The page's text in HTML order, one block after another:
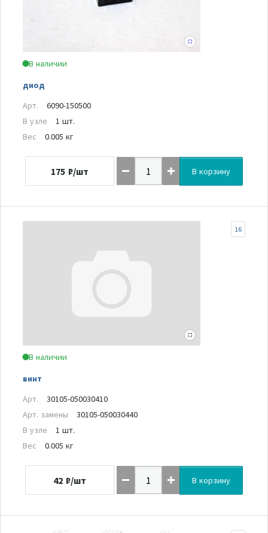
В наличии
диод
Арт.
6090-150500
В узле
1 шт.
Вес
0.005 кг
175 ₽/шт В корзину
В наличии
винт
16
Арт.
30105-050030410
Арт. замены
30105-050030440
В узле
1 шт.
Вес
0.005 кг
42 ₽/шт В корзину